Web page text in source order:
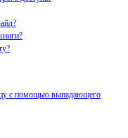
с помощью выпадающего